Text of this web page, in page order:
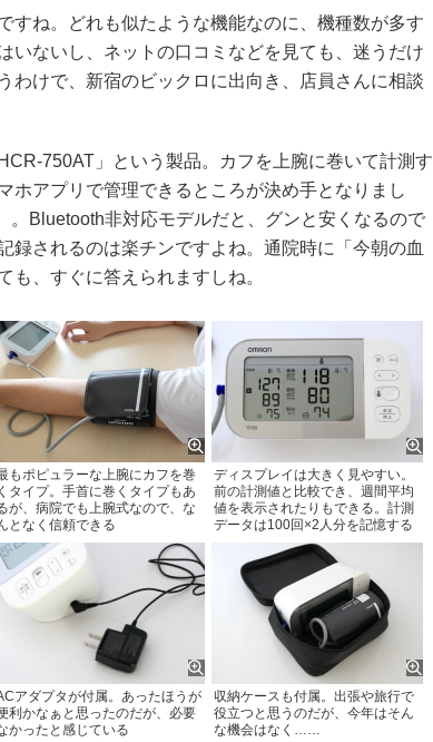
すね。どれも似たような機能なのに、機種数が多す
いないし、ネットの口コミなどを見ても、迷うだけ
わけで、新宿のビックロに出向き、店員さんに相談
750AT」という製品。カフを上腕に巻いて計測す
ホアプリで管理できるところが決め手となりまし
。Bluetooth非対応モデルだと、グンと安くなるので
録されるのは楽チンですよね。通院時に「今朝の血
も、すぐに答えられますしね。
もポピュラーな上腕にカフを巻
くタイプ。手首に巻くタイプもあ
が、病院でも上腕式なので、な
となく信頼できる
ディスプレイは大きく見やすい。
前の計測値と比較でき、週間平均
値を表示されたりもできる。計測
データは100回×2人分を記憶する
アダプタが付属。あったほうが
利かなぁと思ったのだが、必要
かったと感じている
収納ケースも付属。出張や旅行で
役立つと思うのだが、今年はそん
な機会はなく……